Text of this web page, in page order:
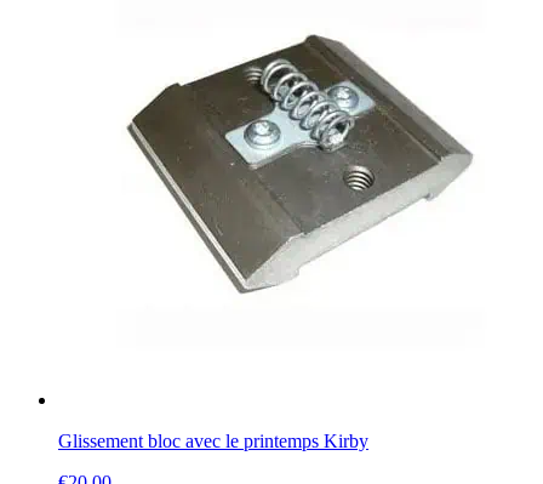
Glissement bloc avec le printemps Kirby